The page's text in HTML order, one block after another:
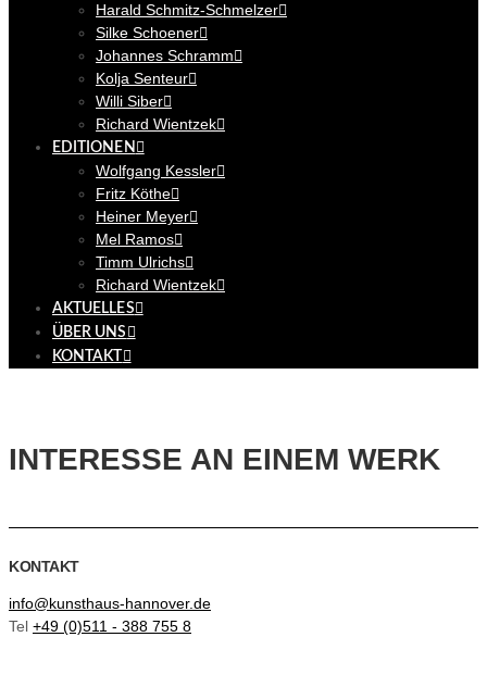
Harald Schmitz-Schmelzer
Silke Schoener
Johannes Schramm
Kolja Senteur
Willi Siber
Richard Wientzek
EDITIONEN
Wolfgang Kessler
Fritz Köthe
Heiner Meyer
Mel Ramos
Timm Ulrichs
Richard Wientzek
AKTUELLES
ÜBER UNS
KONTAKT
INTERESSE AN EINEM WERK
KONTAKT
info@kunsthaus-hannover.de
Tel +49 (0)511 - 388 755 8